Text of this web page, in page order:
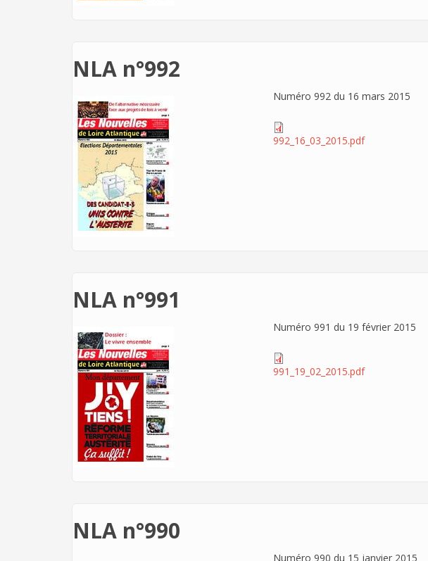
NLA n°992
Numéro 992 du 16 mars 2015
992_16_03_2015.pdf
NLA n°991
Numéro 991 du 19 février 2015
991_19_02_2015.pdf
NLA n°990
Numéro 990 du 15 janvier 2015